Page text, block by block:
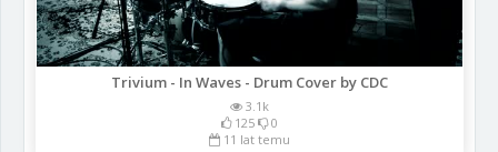
Trivium - In Waves - Drum Cover by CDC
3.1k
125
0
11 lat temu